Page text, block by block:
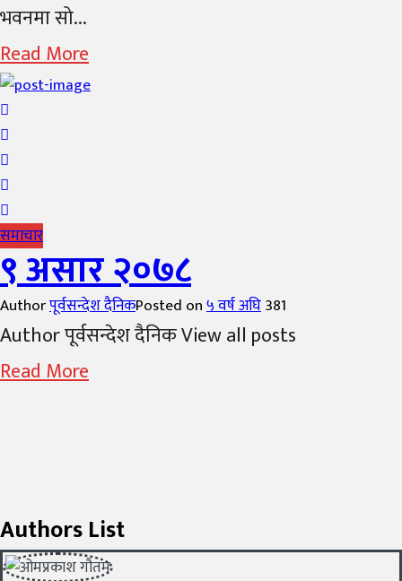
भवनमा सो...
Read More
समाचार
९ असार २०७८
Authorपूर्वसन्देश दैनिकPosted on५ वर्ष अघि381
Author पूर्वसन्देश दैनिक View all posts
Read More
Authors List